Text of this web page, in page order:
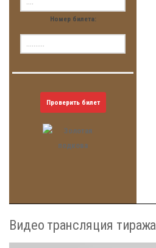
Номер билета:
Проверить билет
Видео трансляция тиража